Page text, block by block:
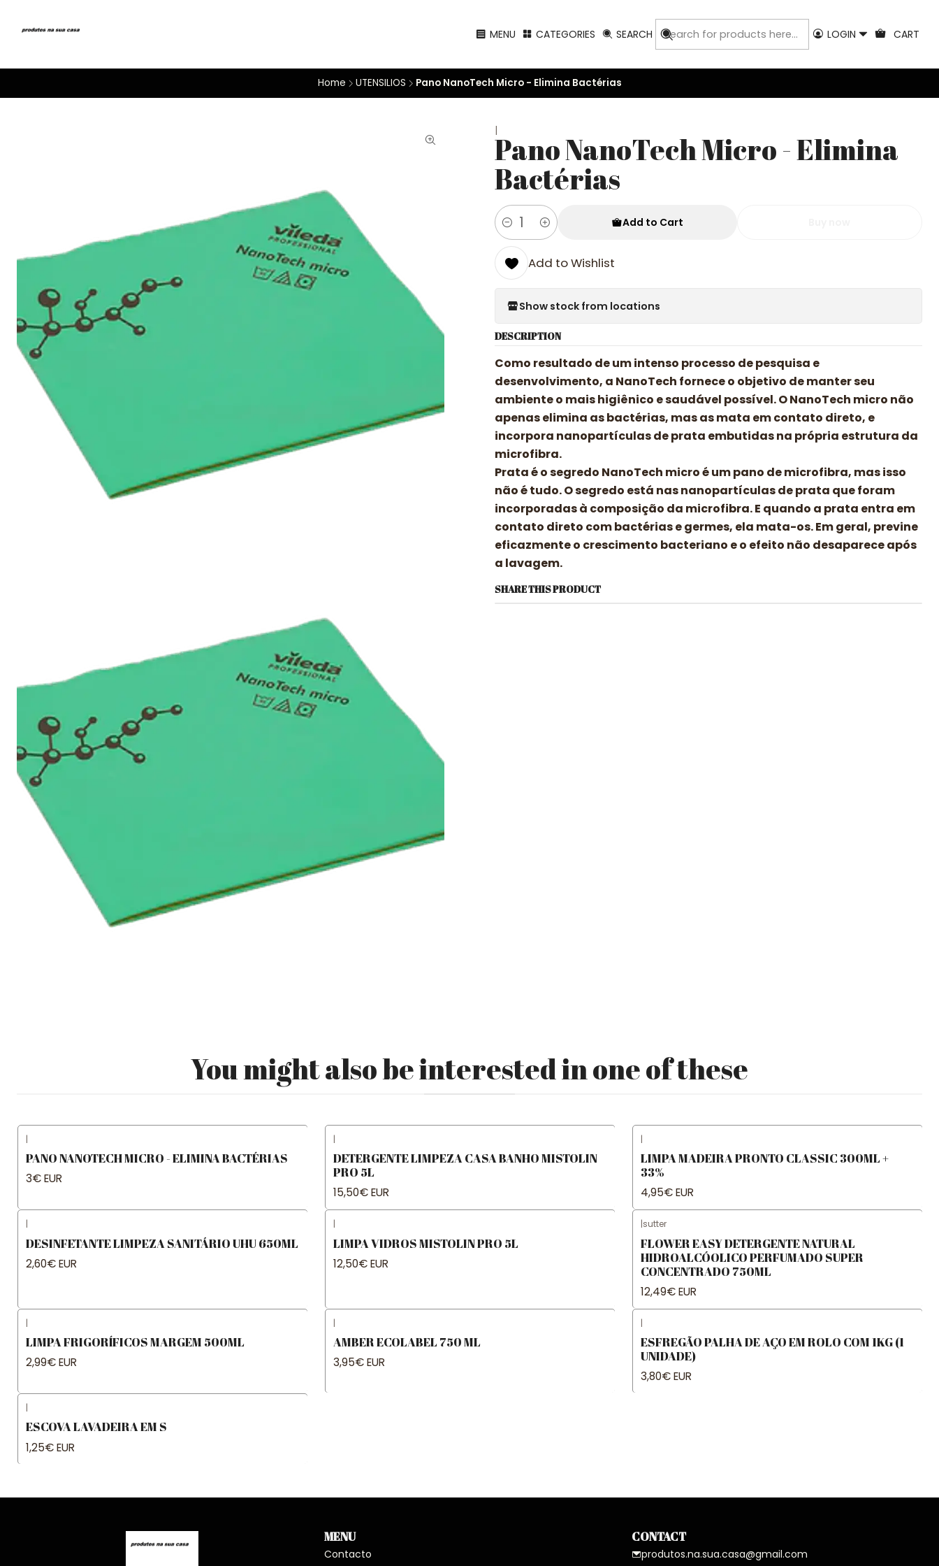
MENU CATEGORIES SEARCH LOGIN CART
Home UTENSILIOS Pano NanoTech Micro - Elimina Bactérias
|
Pano NanoTech Micro - Elimina
Bactérias
Quantity
Add to Cart
Add to Wishlist
Show stock from locations
DESCRIPTION
Como resultado de um intenso processo de pesquisa e
desenvolvimento, a NanoTech fornece o objetivo de manter seu
ambiente o mais higiênico e saudável possível. O NanoTech micro não
apenas elimina as bactérias, mas as mata em contato direto, e
incorpora nanopartículas de prata embutidas na própria estrutura da
microfibra.
Prata é o segredo NanoTech micro é um pano de microfibra, mas isso
não é tudo. O segredo está nas nanopartículas de prata que foram
incorporadas à composição da microfibra. E quando a prata entra em
contato direto com bactérias e germes, ela mata-os. Em geral, previne
eficazmente o crescimento bacteriano e o efeito não desaparece após
a lavagem.
SHARE THIS PRODUCT
You might also be interested in one of these
|
PANO NANOTECH MICRO - ELIMINA BACTÉRIAS
3€ EUR
|
DETERGENTE LIMPEZA CASA BANHO MISTOLIN
PRO 5L
15,50€ EUR
|
LIMPA MADEIRA PRONTO CLASSIC 300ML +
33%
4,95€ EUR
|
DESINFETANTE LIMPEZA SANITÁRIO UHU 650ML
2,60€ EUR
|
LIMPA VIDROS MISTOLIN PRO 5L
12,50€ EUR
|sutter
FLOWER EASY DETERGENTE NATURAL
HIDROALCÓOLICO PERFUMADO SUPER
CONCENTRADO 750ML
12,49€ EUR
|
LIMPA FRIGORÍFICOS MARGEM 500ML
2,99€ EUR
|
AMBER ECOLABEL 750 ML
3,95€ EUR
|
ESFREGÃO PALHA DE AÇO EM ROLO COM 1KG (1
UNIDADE)
3,80€ EUR
|
ESCOVA LAVADEIRA EM S
1,25€ EUR
MENU
Contacto
CONTACT
produtos.na.sua.casa@gmail.com